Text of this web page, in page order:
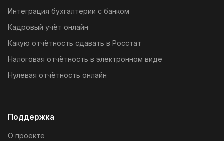
Интеграция бухгалтерии с банком
Кадровый учёт онлайн
Какую отчётность сдавать в Росстат
Налоговая отчётность в электронном виде
Нулевая отчётность онлайн
Поддержка
О проекте